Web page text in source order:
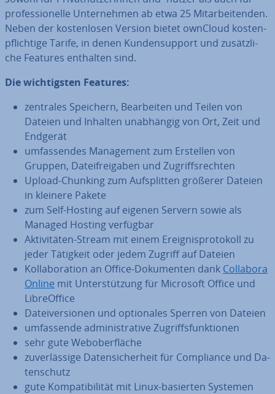
pro­fes­sio­nel­le Un­ter­neh­men ab etwa 25 Mit­ar­bei­ten­den.
Neben der kos­ten­lo­sen Version bietet ownCloud kos­ten­
pflich­ti­ge Tarife, in denen Kun­den­sup­port und zu­sätz­li­
che Features enthalten sind.
Die wich­tigs­ten Features:
zentrales Speichern, Be­ar­bei­ten und Teilen von
Dateien und Inhalten un­ab­hän­gig von Ort, Zeit und
Endgerät
um­fas­sen­des Ma­nage­ment zum Erstellen von
Gruppen, Da­tei­frei­ga­ben und Zu­griffs­rech­ten
Upload-Chunking zum Auf­split­ten größerer Dateien
in kleinere Pakete
zum Self-Hosting auf eigenen Servern sowie als
Managed Hosting verfügbar
Ak­ti­vi­tä­ten-Stream mit einem Er­eig­nis­pro­to­koll zu
jeder Tätigkeit oder jedem Zugriff auf Dateien
Kol­la­bo­ra­ti­on an Office-Do­ku­men­ten dank Collabora
Online mit Un­ter­stüt­zung für Microsoft Office und
Libre­Of­fice
Da­tei­ver­sio­nen und op­tio­na­les Sperren von Dateien
um­fas­sen­de ad­mi­nis­tra­ti­ve Zu­griffs­funk­tio­nen
sehr gute Web­ober­flä­che
zu­ver­läs­si­ge Da­ten­si­cher­heit für Com­pli­ance und Da­
ten­schutz
gute Kom­pa­ti­bi­li­tät mit Linux-basierten Systemen